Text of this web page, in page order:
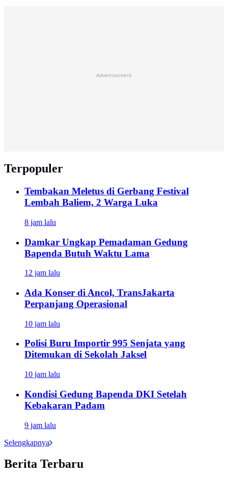
Advertisement
Terpopuler
Tembakan Meletus di Gerbang Festival
Lembah Baliem, 2 Warga Luka
8 jam lalu
Damkar Ungkap Pemadaman Gedung
Bapenda Butuh Waktu Lama
12 jam lalu
Ada Konser di Ancol, TransJakarta
Perpanjang Operasional
10 jam lalu
Polisi Buru Importir 995 Senjata yang
Ditemukan di Sekolah Jaksel
10 jam lalu
Kondisi Gedung Bapenda DKI Setelah
Kebakaran Padam
9 jam lalu
Selengkapnya
Berita Terbaru